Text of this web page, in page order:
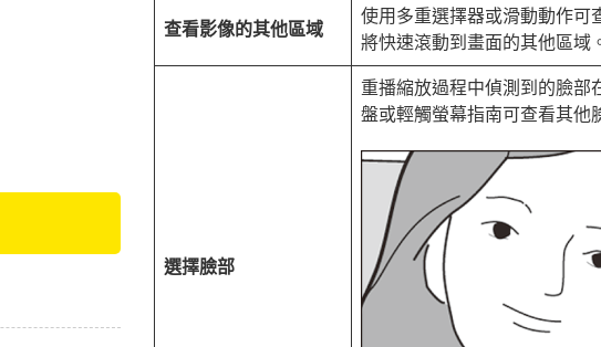
查看影像的其他區域
使用多重選擇器或滑動動作可
將快速滾動到畫面的其他區域
選擇臉部
重播縮放過程中偵測到的臉部
盤或輕觸螢幕指南可查看其他